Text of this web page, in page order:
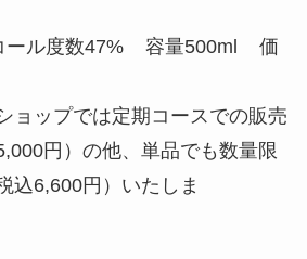
ール度数47% 容量500ml 価
ョップでは定期コースでの販売
円）の他、単品でも数量限
込6,600円）いたしま